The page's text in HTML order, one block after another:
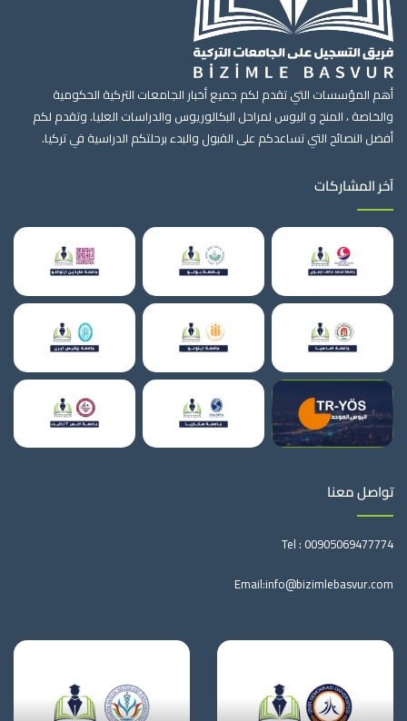
أهم المؤسسات التي تقدم لكم جميع أخبار الجامعات التركية الحكومية
والخاصة ، المنح و اليوس لمراحل البكالوريوس والدراسات العليا. وتقدم لكم
أفضل النصائح التي تساعدكم على القبول والبدء برحلتكم الدراسية في تركيا.
آخر المشاركات
تواصل معنا
Tel : 00905069477774
Email:info@bizimlebasvur.com